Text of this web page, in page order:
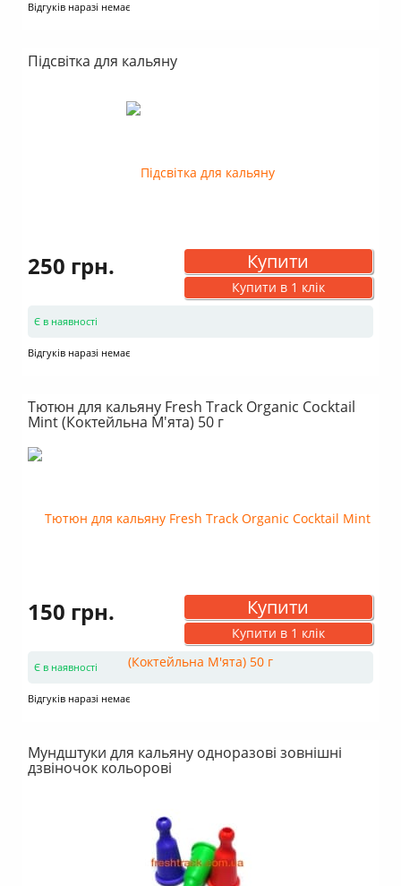
Відгуків наразі немає
Підсвітка для кальяну
250 грн. Купити
Купити в 1 клік
Є в наявності
Відгуків наразі немає
Тютюн для кальяну Fresh Track Organic Cocktail
Mint (Коктейльна М'ята) 50 г
150 грн. Купити
Купити в 1 клік
Є в наявності
Відгуків наразі немає
Мундштуки для кальяну одноразові зовнішні
дзвіночок кольорові